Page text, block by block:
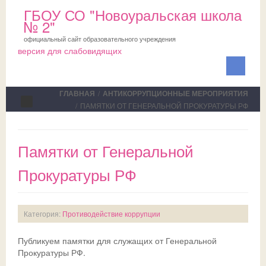
ГБОУ СО "Новоуральская школа
№ 2"
официальный сайт образовательного учреждения
версия для слабовидящих
Школа
О школе
Официально
СМИ о нас
Планы
Актуально
Коллектив
ПМПК
Рекомендации ПМПК для целей ГИА
Обучающимся
Трудовой отряд
Родителям
ГЛАВНАЯ / АНТИКОРРУПЦИОННЫЕ МЕРОПРИЯТИЯ
/ ПАМЯТКИ ОТ ГЕНЕРАЛЬНОЙ ПРОКУРАТУРЫ РФ
Памятки от Генеральной
Прокуратуры РФ
Категория: Противодействие коррупции
Публикуем памятки для служащих от Генеральной
Прокуратуры РФ.